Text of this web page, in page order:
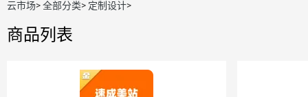
云市场>全部分类> 定制设计>
商品列表